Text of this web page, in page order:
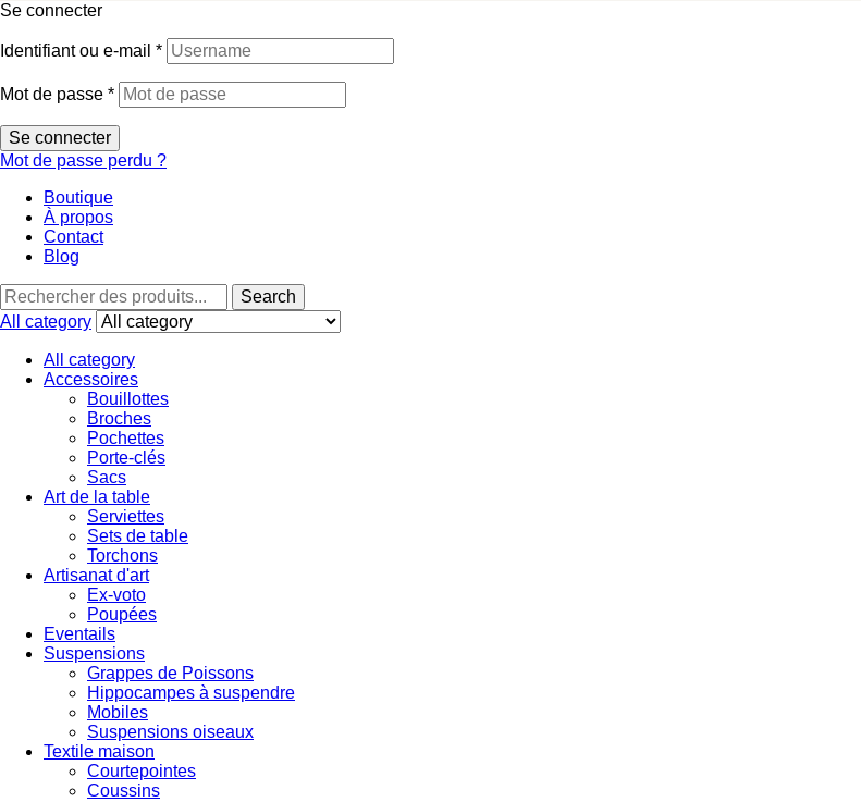
Se connecter
Identifiant ou e-mail *
Mot de passe *
Se connecter
Mot de passe perdu ?
Boutique
À propos
Contact
Blog
Search
for:
Search
All category
All category
Accessoires
Bouillottes
Broches
Pochettes
Porte-clés
Sacs
Art de la table
Serviettes
Sets de table
Torchons
Artisanat d'art
Ex-voto
Poupées
Eventails
Suspensions
Grappes de Poissons
Hippocampes à suspendre
Mobiles
Suspensions oiseaux
Textile maison
Courtepointes
Coussins